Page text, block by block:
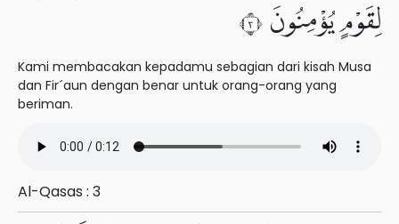
لِقَوْمٍ يُؤْمِنُونَ ٣
Kami membacakan kepadamu sebagian dari kisah Musa
dan Fir´aun dengan benar untuk orang-orang yang
beriman.
Al-Qasas : 3